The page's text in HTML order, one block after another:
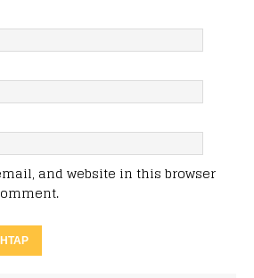
and website in this browser